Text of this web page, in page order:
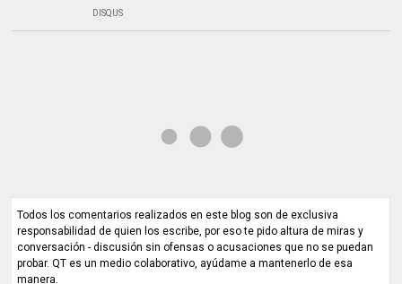
DISQUS
Todos los comentarios realizados en este blog son de exclusiva
responsabilidad de quien los escribe, por eso te pido altura de miras y
conversación - discusión sin ofensas o acusaciones que no se puedan
probar. QT es un medio colaborativo, ayúdame a mantenerlo de esa
manera.